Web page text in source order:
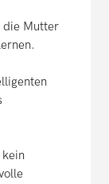
die Mutter